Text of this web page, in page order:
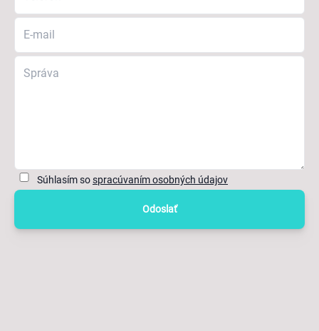
Súhlasím sospracúvaním osobných údajov
Odoslať